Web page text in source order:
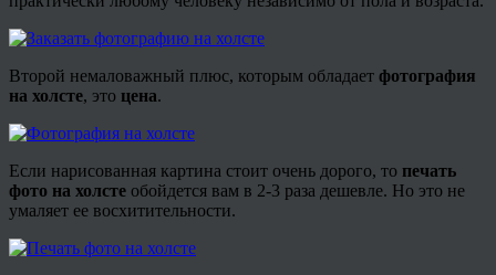
Второй немаловажный плюс, которым обладает фотография
на холсте, это цена.
Если нарисованная картина стоит очень дорого, то печать
фото на холсте обойдется вам в 2-3 раза дешевле. Но это не
умаляет ее восхитительности.